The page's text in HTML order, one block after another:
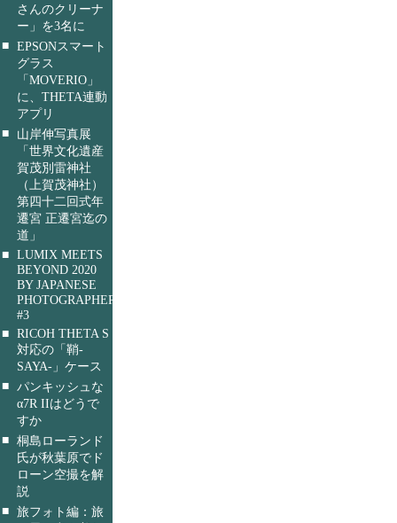
さんのクリーナ
ー」を3名に
■ EPSONスマート
グラス
「MOVERIO」
に、THETA連動
アプリ
■
山岸伸写真展
「世界文化遺産
賀茂別雷神社
（上賀茂神社）
第四十二回式年
遷宮 正遷宮迄の
道」
■ LUMIX MEETS
BEYOND 2020
BY JAPANESE
PHOTOGRAPHERS
#3
■ RICOH THETA S
対応の「鞘-
SAYA-」ケース
■ パンキッシュな
α7R IIはどうで
すか
■ 桐島ローランド
氏が秋葉原でド
ローン空撮を解
説
■ 旅フォト編：旅